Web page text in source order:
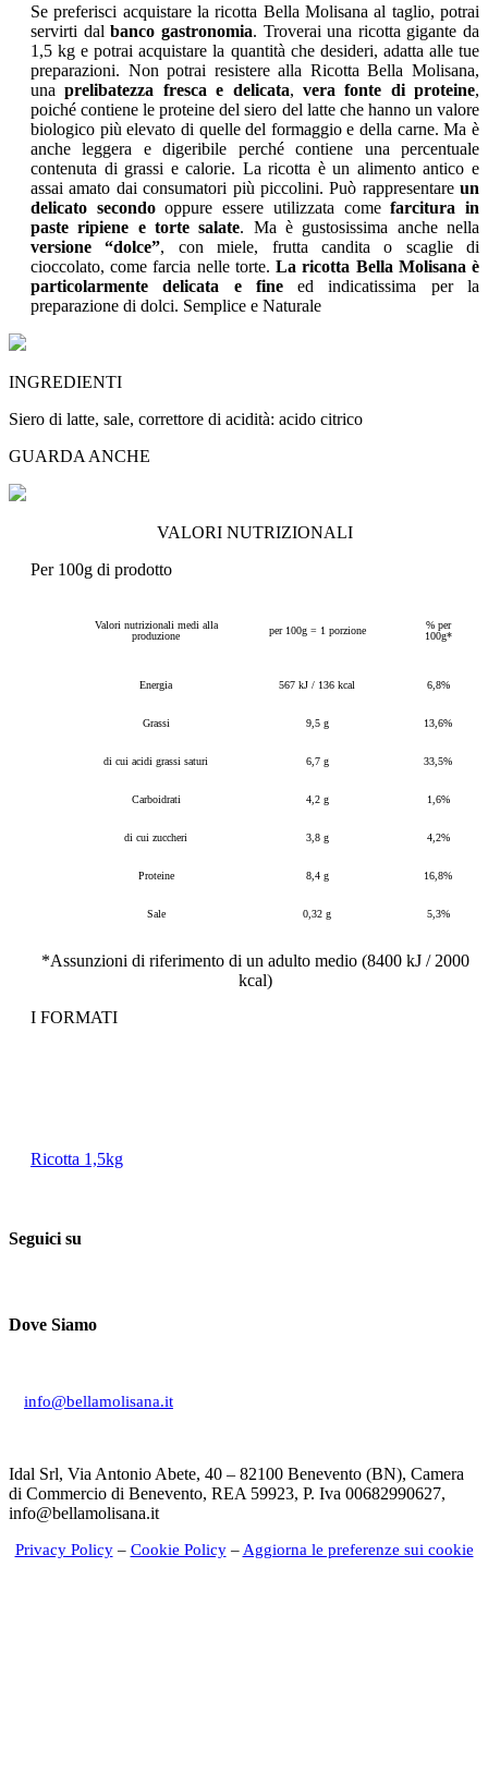
Se preferisci acquistare la ricotta Bella Molisana al taglio, potrai
servirti dalbanco gastronomia. Troverai una ricotta gigante da
1,5 kg e potrai acquistare la quantità che desideri, adatta alle tue
preparazioni. Non potrai resistere alla Ricotta Bella Molisana,
unaprelibatezza fresca e delicata, vera fonte di proteine,
poiché contiene le proteine del siero del latte che hanno un valore
biologico più elevato di quelle del formaggio e della carne. Ma è
anche leggera e digeribile perché contiene una percentuale
contenuta di grassi e calorie. La ricotta è un alimento antico e
assai amato dai consumatori più piccolini. Può rappresentare un
delicato secondooppure essere utilizzata comefarcitura in
paste ripiene e torte salate. Ma è gustosissima anche nella
versione “dolce”, con miele, frutta candita o scaglie di
cioccolato, come farcia nelle torte. La ricotta Bella Molisana è
particolarmente delicata e fineed indicatissima per la
preparazione di dolci. Semplice e Naturale
INGREDIENTI
Siero di latte, sale, correttore di acidità: acido citrico
GUARDA ANCHE
VALORI NUTRIZIONALI
Per 100g di prodotto
Valori nutrizionali medi alla
produzione
per 100g = 1 porzione
% per
100g*
Energia 567 kJ / 136 kcal 6,8%
Grassi 9,5 g 13,6%
di cui acidi grassi saturi 6,7 g 33,5%
Carboidrati 4,2 g 1,6%
di cui zuccheri 3,8 g 4,2%
Proteine 8,4 g 16,8%
Sale 0,32 g 5,3%
*Assunzioni di riferimento di un adulto medio (8400 kJ / 2000
kcal)
I FORMATI
Ricotta 1,5kg
Seguici su
Dove Siamo
info@bellamolisana.it
Idal Srl, Via Antonio Abete, 40 – 82100 Benevento (BN), Camera
di Commercio di Benevento, REA 59923, P. Iva 00682990627,
info@bellamolisana.it
Privacy Policy– Cookie Policy– Aggiorna le preferenze sui cookie